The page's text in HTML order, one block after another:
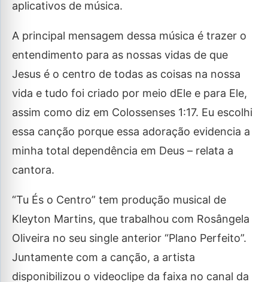
aplicativos de música.
A principal mensagem dessa música é trazer o
entendimento para as nossas vidas de que
Jesus é o centro de todas as coisas na nossa
vida e tudo foi criado por meio dEle e para Ele,
assim como diz em Colossenses 1:17. Eu escolhi
essa canção porque essa adoração evidencia a
minha total dependência em Deus – relata a
cantora.
“Tu És o Centro” tem produção musical de
Kleyton Martins, que trabalhou com Rosângela
Oliveira no seu single anterior “Plano Perfeito”.
Juntamente com a canção, a artista
disponibilizou o videoclipe da faixa no canal da